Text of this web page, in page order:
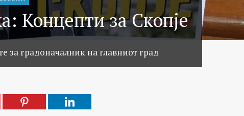
Концепти за Скопје
за градоначалник на главниот град